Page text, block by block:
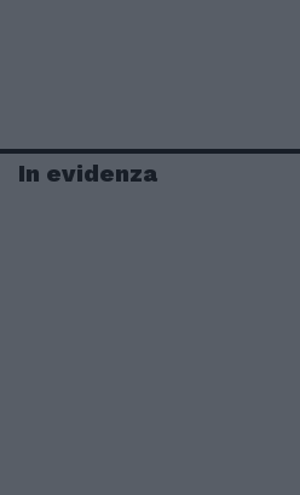
In evidenza